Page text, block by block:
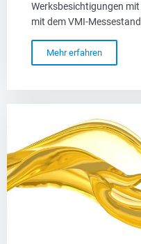
Werksbesichtigungen
mit dem VMI-
Mehr erfahren